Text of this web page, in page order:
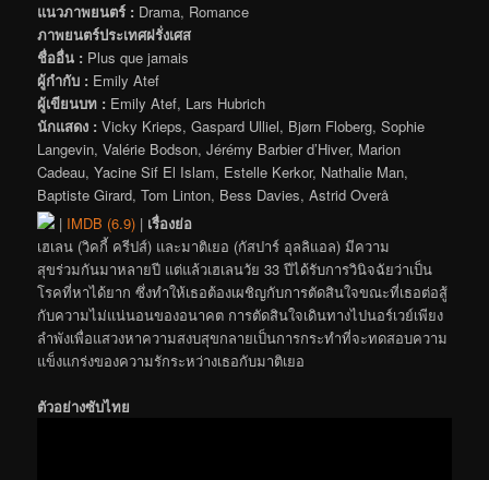
แนวภาพยนตร์ : Drama, Romance
ภาพยนตร์ประเทศฝรั่งเศส
ชื่ออื่น : Plus que jamais
ผู้กำกับ : Emily Atef
ผู้เขียนบท : Emily Atef, Lars Hubrich
นักแสดง : Vicky Krieps, Gaspard Ulliel, Bjørn Floberg, Sophie
Langevin, Valérie Bodson, Jérémy Barbier d’Hiver, Marion
Cadeau, Yacine Sif El Islam, Estelle Kerkor, Nathalie Man,
Baptiste Girard, Tom Linton, Bess Davies, Astrid Overå
| IMDB (6.9) | เรื่องย่อ
เฮเลน (วิคกี้ ครีปส์) และมาติเยอ (กัสปาร์ อุลลิแอล) มีความ
สุขร่วมกันมาหลายปี แต่แล้วเฮเลนวัย 33 ปีได้รับการวินิจฉัยว่าเป็น
โรคที่หาได้ยาก ซึ่งทำให้เธอต้องเผชิญกับการตัดสินใจขณะที่เธอต่อสู้
กับความไม่แน่นอนของอนาคต การตัดสินใจเดินทางไปนอร์เวย์เพียง
ลำพังเพื่อแสวงหาความสงบสุขกลายเป็นการกระทำที่จะทดสอบความ
แข็งแกร่งของความรักระหว่างเธอกับมาติเยอ
ตัวอย่างซับไทย